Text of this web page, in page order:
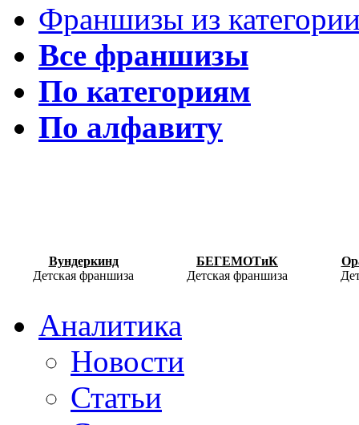
Франшизы из
Все франшизы
По категориям
По алфавиту
Вундеркинд
Детская франшиза
БЕГЕМОТиК
Детская франшиза
Аналитика
Новости
Статьи